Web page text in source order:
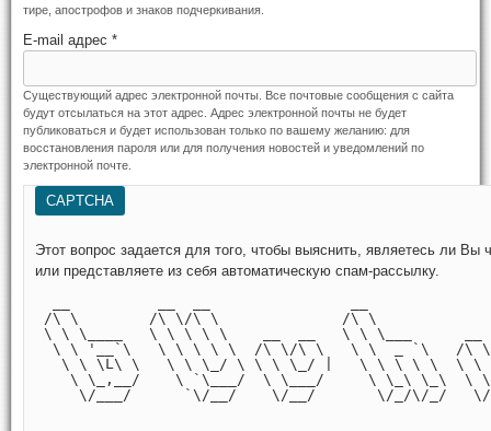
тире, апострофов и знаков подчеркивания.
E-mail адрес *
Существующий адрес электронной почты. Все почтовые сообщения с сайта
будут отсылаться на этот адрес. Адрес электронной почты не будет
публиковаться и будет использован только по вашему желанию: для
восстановления пароля или для получения новостей и уведомлений по
электронной почте.
CAPTCHA
Этот вопрос задается для того, чтобы выяснить, являетесь ли Вы человеком
или представляете из себя автоматическую спам-рассылку.
/\ \        /\ \/\ \
\ \ \____   \ \ \ \ \    __  __   \ \ \___      __
\ \ '__`\   \ \ \ \ \  /\ \/\ \   \ \  _ `\   /\
\ \ \L\ \   \ \ \_/ \ \ \ \_/ |   \ \ \ \ \  \ \
\ \_,__/    \ `\___/  \ \___/     \ \_\ \_\  \
\/___/      `\/__/    \/__/       \/_/\/_/